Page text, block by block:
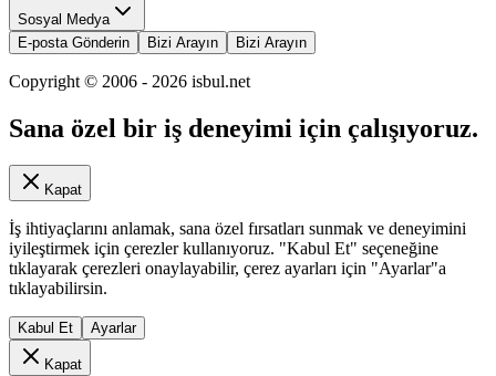
Sosyal Medya
E-posta Gönderin
Bizi Arayın Bizi Arayın
Copyright © 2006 - 2026 isbul.net
Sana özel bir iş deneyimi için çalışıyoruz.
Kapat
İş ihtiyaçlarını anlamak, sana özel fırsatları sunmak ve deneyimini
iyileştirmek için çerezler kullanıyoruz. "Kabul Et" seçeneğine
tıklayarak çerezleri onaylayabilir, çerez ayarları için "Ayarlar"a
tıklayabilirsin.
Kabul Et Ayarlar
Kapat